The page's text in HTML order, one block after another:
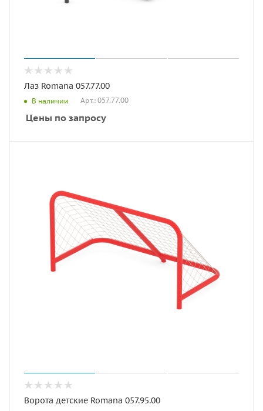
Лаз Romana 057.77.00
В наличии Арт.: 057.77.00
Цены по запросу
Ворота детские Romana 057.95.00